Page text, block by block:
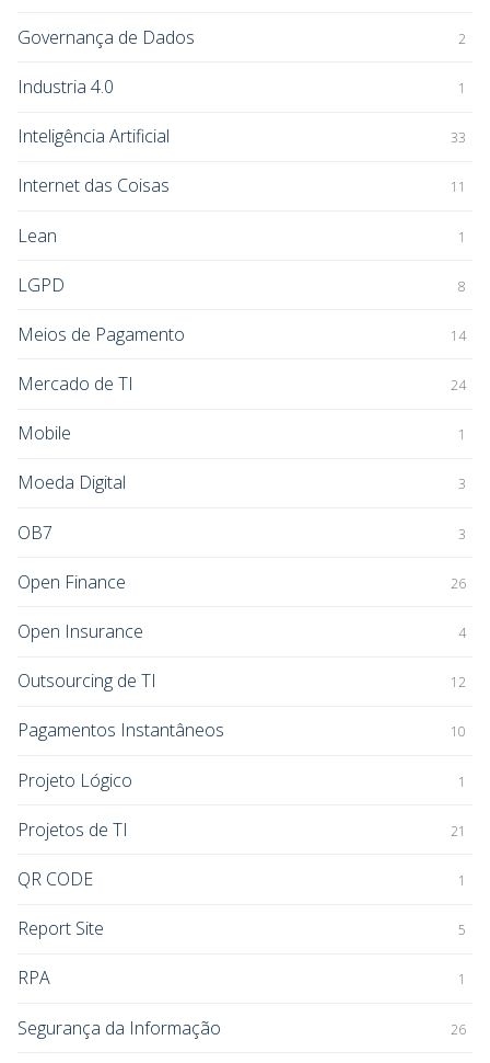
Governança de Dados 2
Industria 4.0 1
Inteligência Artificial 33
Internet das Coisas 11
Lean 1
LGPD 8
Meios de Pagamento 14
Mercado de TI 24
Mobile 1
Moeda Digital 3
OB7 3
Open Finance 26
Open Insurance 4
Outsourcing de TI 12
Pagamentos Instantâneos 10
Projeto Lógico 1
Projetos de TI 21
QR CODE 1
Report Site 5
RPA 1
Segurança da Informação 26